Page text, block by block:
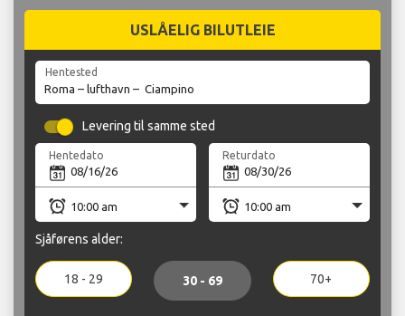
USLÅELIG BILUTLEIE
Hentested
Levering til samme sted
Hentedato Returdato
Sjåførens alder:
18 - 29 30 - 69 70+